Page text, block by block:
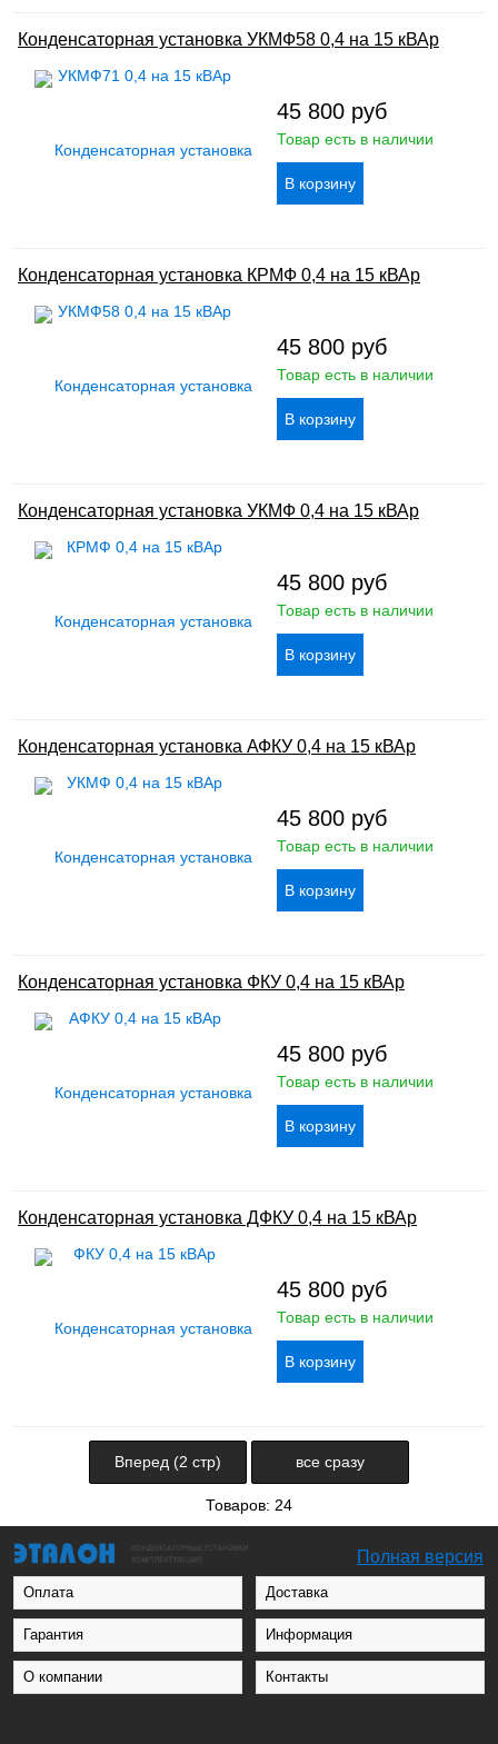
Конденсаторная установка УКМФ58 0,4 на 15 кВАр
45 800 руб
Товар есть в наличии
Конденсаторная установка КРМФ 0,4 на 15 кВАр
45 800 руб
Товар есть в наличии
Конденсаторная установка УКМФ 0,4 на 15 кВАр
45 800 руб
Товар есть в наличии
Конденсаторная установка АФКУ 0,4 на 15 кВАр
45 800 руб
Товар есть в наличии
Конденсаторная установка ФКУ 0,4 на 15 кВАр
45 800 руб
Товар есть в наличии
Конденсаторная установка ДФКУ 0,4 на 15 кВАр
45 800 руб
Товар есть в наличии
Вперед (2 стр) все сразу
Товаров: 24
Полная версия
Оплата Доставка
Гарантия Информация
О компании Контакты